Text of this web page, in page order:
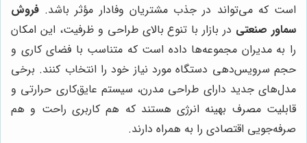
است که می‌تواند در جذب مشتریان وفادار مؤثر باشد. فروش
سماور صنعتی در بازار با تنوع بالای طراحی و ظرفیت، این امکان
را به مدیران مجموعه‌ها داده است که متناسب با فضای کاری و
حجم سرویس‌دهی دستگاه مورد نیاز خود را انتخاب کنند. برخی
مدل‌های جدید دارای طراحی مدرن، سیستم عایق‌کاری حرارتی و
قابلیت مصرف بهینه انرژی هستند که هم کاربری راحت و هم
صرفه‌جویی اقتصادی را به همراه دارند.